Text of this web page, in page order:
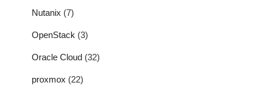
Nutanix (7)
OpenStack (3)
Oracle Cloud (32)
proxmox (22)